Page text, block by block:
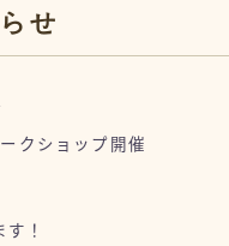
せ
クショップ開催
！